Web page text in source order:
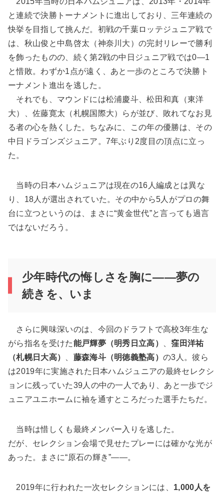
と連続で決勝トーナメントに進出しており、三年連続の
快挙を目指して挑んだ。初戦の千葉ロッテジュニア戦で
は、秋山俊と中島啓太（神奈川大）の完封リレーで勝利
を飾ったものの、続く第2戦の中日ジュニア戦では0―1
と惜敗。わずか1点が遠く、あと一歩のところで決勝ト
ーナメント進出を逃した。
それでも、マウンドには松浦慶斗、松田和真（東洋
大）、佐藤寛太（札幌国際大）らが並び、敗れてなお見
る者の心を熱くした。ちなみに、この年の優勝は、その
中日ドラゴンズジュニア。7年ぶり2度目の頂点に立っ
た。
当時の日本ハムジュニアは現在の16人編成とは異な
り、18人が選出されていた。その中から5人がプロの舞
台に立つというのは、まさに“黄金世代”と言っても過言
ではないだろう。
少年時代の悔しさを胸に――夢の
続きを、いま
さらに興味深いのは、今回のドラフトで高校3年生な
がら指名を受けた能戸輝夢（明秀日立高） 、窪田洋祐
（札幌日大高）
藤森海斗（明徳義塾高）の3人。彼ら
は2019年に実施された日本ハムジュニアの最終セレクシ
ョンに残っていた39人の中の一人であり、あと一歩でジ
ュニアユニホームに袖を通すところだった選手たちだ。
当時は惜しくも最終メンバー入りを逃した。
だが、セレクション会場で見せたプレーには確かな光が
あった。まさに“原石の輝き”――。
2019年に行われた一次セレクションには、 1,000人を